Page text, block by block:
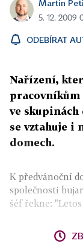
Martin
5. 12. 2009
ODEBÍRAT
Nařízení,
pracovníkům
ve
se vztahuje i
domech.
K předvánoční
společnosti
šéf řekne: